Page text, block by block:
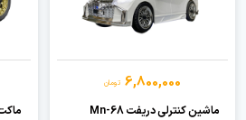
6,800,000 تومان
ماشین کنترلی دریفت Mn-68